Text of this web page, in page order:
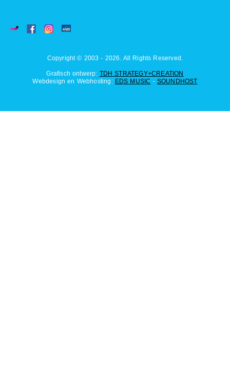
Copyright © 2003 - 2026. All Rights Reserved.
Grafisch ontwerp: TDH STRATEGY+CREATION
Webdesign en Webhosting: EDS MUSIC - SOUNDHOST